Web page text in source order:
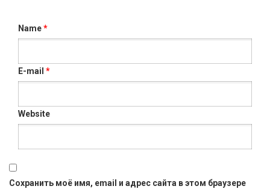
Name*
E-mail *
Website
Сохранить моё имя, email и адрес сайта в этом браузере